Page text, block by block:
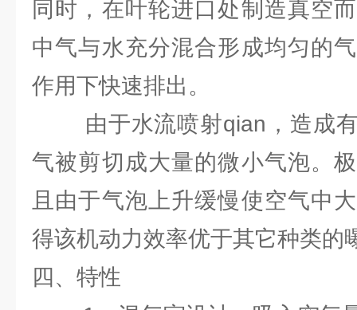
同时，在叶轮进口处制造真空
中气与水充分混合形成均匀的
作用下快速排出。
由于水流喷射qian，造成有
气被剪切成大量的微小气泡。
且由于气泡上升缓慢使空气中
得该机动力效率优于其它种类的
四、特性